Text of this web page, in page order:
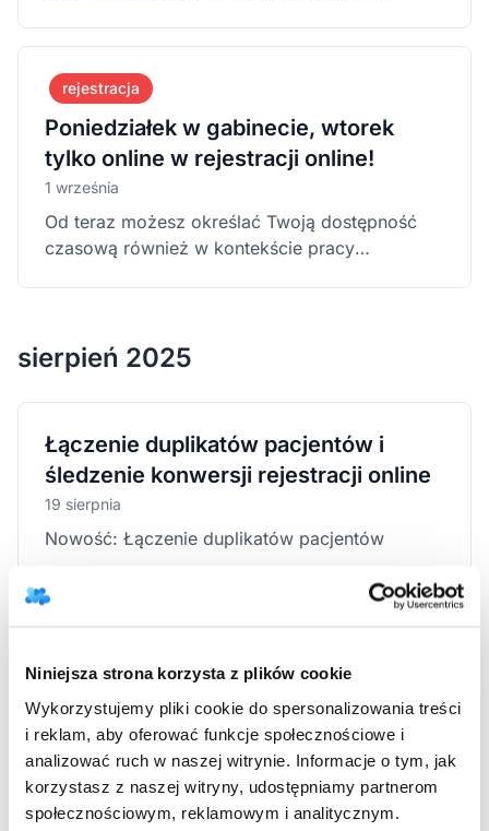
Niniejsza strona korzysta z plików cookie
Wykorzystujemy pliki cookie do spersonalizowania treści
i reklam, aby oferować funkcje społecznościowe i
analizować ruch w naszej witrynie. Informacje o tym, jak
korzystasz z naszej witryny, udostępniamy partnerom
społecznościowym, reklamowym i analitycznym.
rejestracja
Poniedziałek w gabinecie, wtorek
tylko online w rejestracji online!
1 września
Od teraz możesz określać Twoją dostępność
czasową również w kontekście pracy
sierpień 2025
Łączenie duplikatów pacjentów i
śledzenie konwersji rejestracji online
19 sierpnia
Nowość: Łączenie duplikatów pacjentów
Nowa tabela płatności online
7 sierpnia
Dodaliśmy tabelę, która w łatwy i czytelny
sposób pokazuje status linków do płatności
online.